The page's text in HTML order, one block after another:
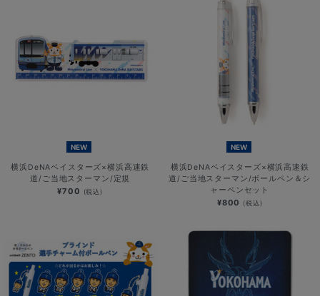
NEW
横浜DeNAベイスターズ×横浜高速鉄
道/ご当地スターマン/定規
¥700 (税込)
NEW
横浜DeNAベイスターズ×横浜高速鉄
道/ご当地スターマン/ボールペン＆シ
ャーペンセット
¥800 (税込)